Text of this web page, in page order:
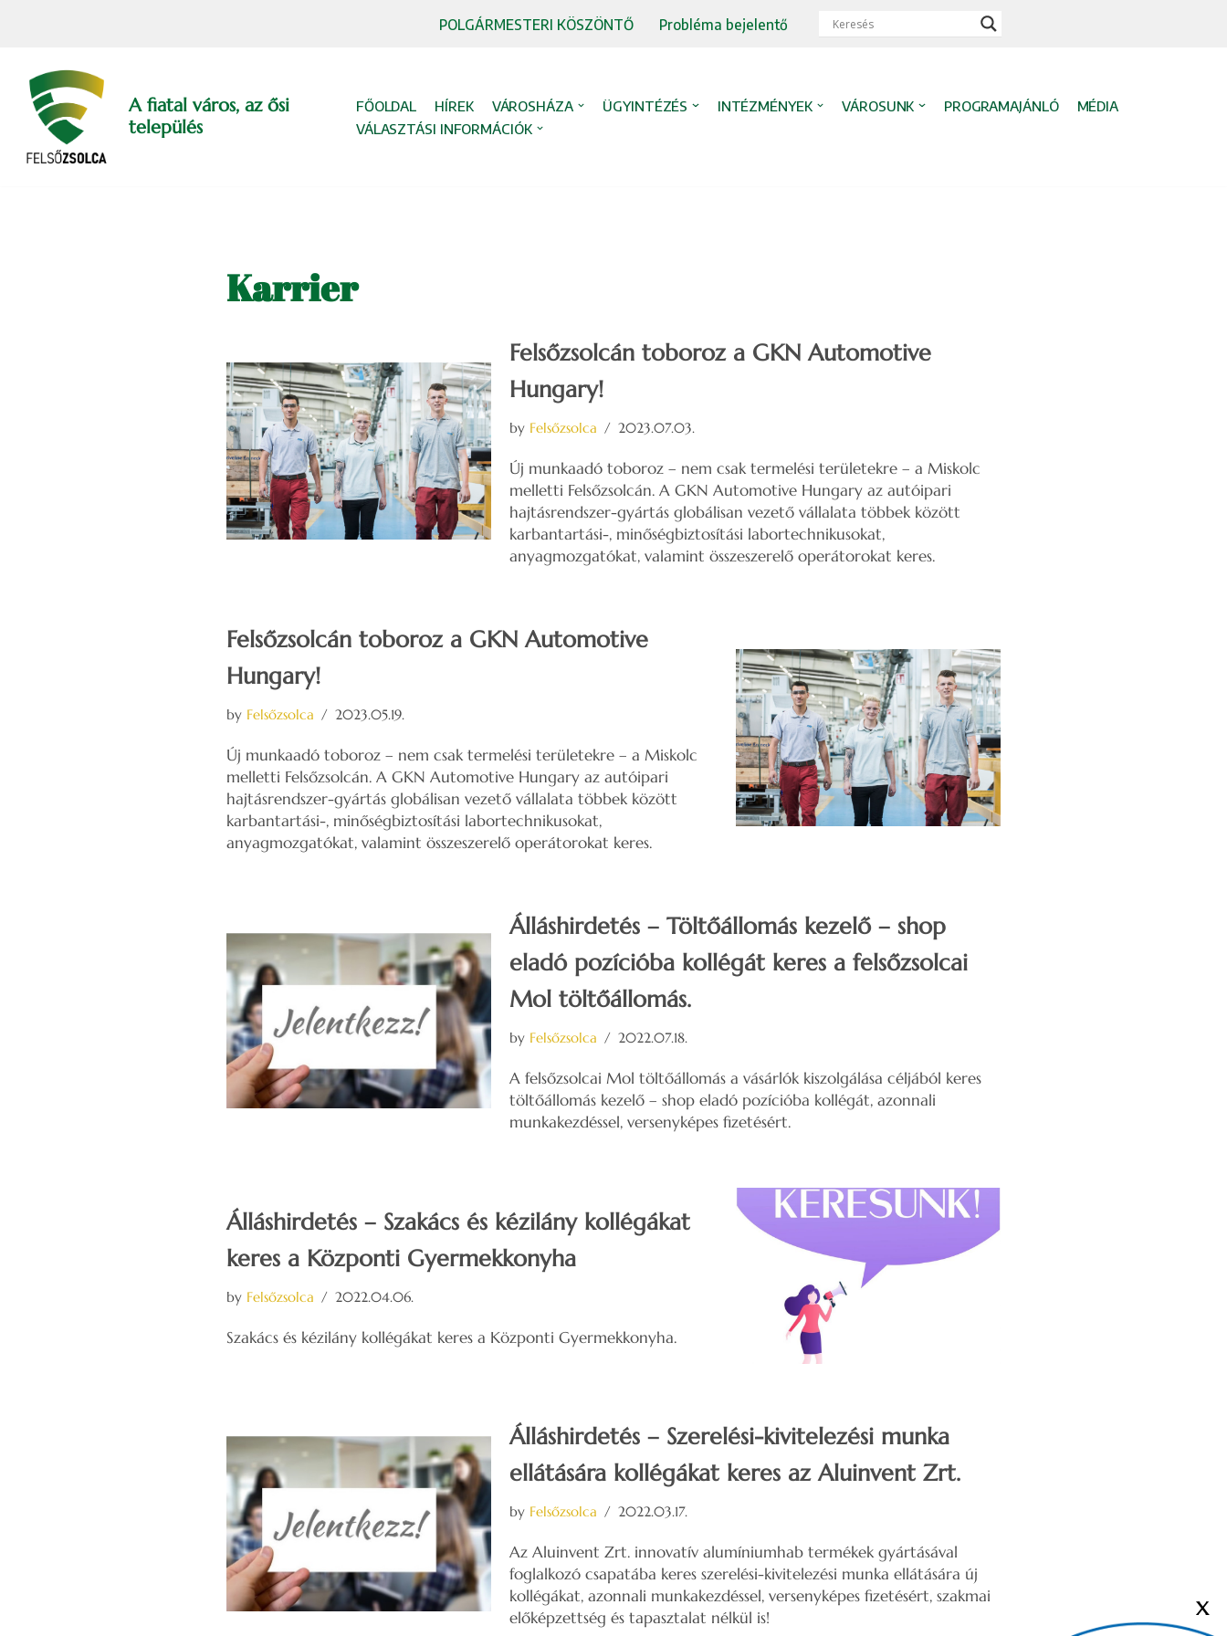
content
POLGÁRMESTERI KÖSZÖNTŐ Probléma bejelentő
A fiatal város, az ősi
település
FŐOLDAL HÍREK VÁROSHÁZA ÜGYINTÉZÉS INTÉZMÉNYEK VÁROSUNK PROGRAMAJÁNLÓ
MÉDIA
VÁLASZTÁSI INFORMÁCIÓK
Karrier
Felsőzsolcán toboroz a GKN Automotive
Hungary!
by Felsőzsolca 2023.07.03.
Új munkaadó toboroz – nem csak termelési területekre – a Miskolc
melletti Felsőzsolcán. A GKN Automotive Hungary az autóipari
hajtásrendszer-gyártás globálisan vezető vállalata többek között
karbantartási-, minőségbiztosítási labortechnikusokat,
anyagmozgatókat, valamint összeszerelő operátorokat keres.
Felsőzsolcán toboroz a GKN Automotive
Hungary!
by Felsőzsolca 2023.05.19.
Új munkaadó toboroz – nem csak termelési területekre – a Miskolc
melletti Felsőzsolcán. A GKN Automotive Hungary az autóipari
hajtásrendszer-gyártás globálisan vezető vállalata többek között
karbantartási-, minőségbiztosítási labortechnikusokat,
anyagmozgatókat, valamint összeszerelő operátorokat keres.
Álláshirdetés – Töltőállomás kezelő – shop
eladó pozícióba kollégát keres a felsőzsolcai
Mol töltőállomás.
by Felsőzsolca 2022.07.18.
A felsőzsolcai Mol töltőállomás a vásárlók kiszolgálása céljából keres
töltőállomás kezelő – shop eladó pozícióba kollégát, azonnali
munkakezdéssel, versenyképes fizetésért.
Álláshirdetés – Szakács és kézilány kollégákat
keres a Központi Gyermekkonyha
by Felsőzsolca 2022.04.06.
Szakács és kézilány kollégákat keres a Központi Gyermekkonyha.
Álláshirdetés – Szerelési-kivitelezési munka
ellátására kollégákat keres az Aluinvent Zrt.
by Felsőzsolca 2022.03.17.
Az Aluinvent Zrt. innovatív alumíniumhab termékek gyártásával
foglalkozó csapatába keres szerelési-kivitelezési munka ellátására új
kollégákat, azonnali munkakezdéssel, versenyképes fizetésért, szakmai
előképzettség és tapasztalat nélkül is!
X